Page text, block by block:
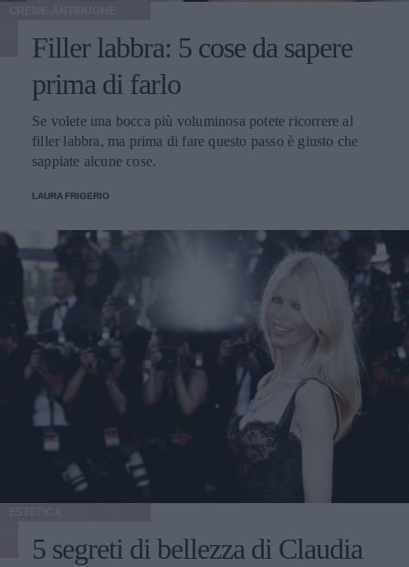
Filler labbra: 5 cose da sapere
prima di farlo
Se volete una bocca più voluminosa potete ricorrere al
filler labbra, ma prima di fare questo passo è giusto che
sappiate alcune cose.
LAURA FRIGERIO
5 segreti di bellezza di Claudia